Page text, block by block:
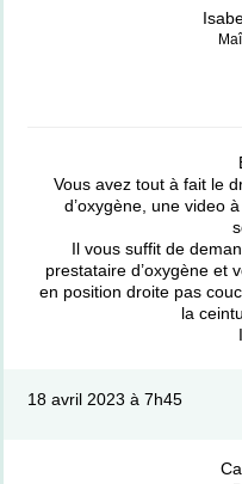
Vous avez tout à fait le
d’oxygène, une video
Il vous suffit de
prestataire d’oxygène et
en position droite pas
la
18 avril 2023 à 7h45